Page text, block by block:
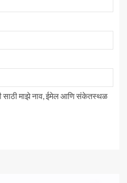
साठी माझे नाव, ईमेल आणि संकेतस्थळ